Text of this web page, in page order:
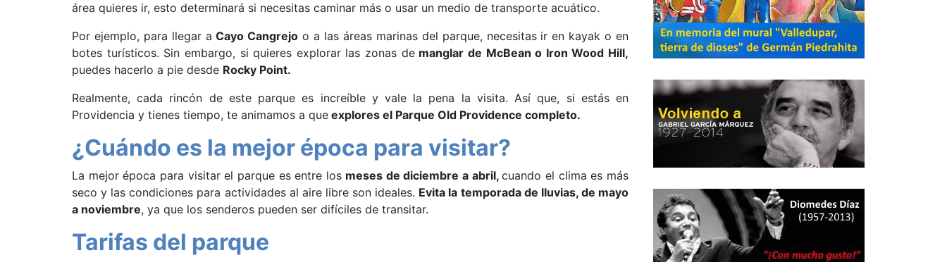
área quieres ir, esto determinará si necesitas caminar más o usar un medio de transporte acuático.
Por ejemplo, para llegar aCayo Cangrejo o a las áreas marinas del parque, necesitas ir en kayak o en
botes turísticos. Sin embargo, si quieres explorar las zonas demanglar de McBean o Iron Wood Hill,
puedes hacerlo a pie desde Rocky Point.
Realmente, cada rincón de este parque es increíble y vale la pena la visita. Así que, si estás en
Providencia y tienes tiempo, te animamos a que explores el Parque Old Providence completo.
¿Cuándo es la mejor época para visitar?
La mejor época para visitar el parque es entre los meses de diciembre a abril,cuando el clima es más
seco y las condiciones para actividades al aire libre son ideales. Evita la temporada de lluvias, de mayo
a noviembre, ya que los senderos pueden ser difíciles de transitar.
Tarifas del parque